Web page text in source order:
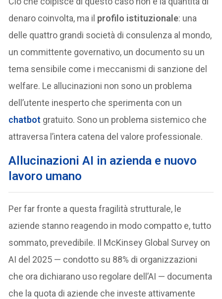
denaro coinvolta, ma il profilo istituzionale: una
delle quattro grandi società di consulenza al mondo,
un committente governativo, un documento su un
tema sensibile come i meccanismi di sanzione del
welfare. Le allucinazioni non sono un problema
dell’utente inesperto che sperimenta con un
chatbot gratuito. Sono un problema sistemico che
attraversa l’intera catena del valore professionale.
Allucinazioni AI in azienda e nuovo
lavoro umano
Per far fronte a questa fragilità strutturale, le
aziende stanno reagendo in modo compatto e, tutto
sommato, prevedibile. Il McKinsey Global Survey on
AI del 2025 — condotto su 88% di organizzazioni
che ora dichiarano uso regolare dell’AI — documenta
che la quota di aziende che investe attivamente